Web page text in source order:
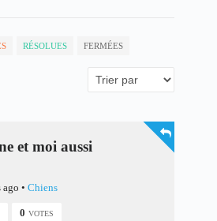
RÉSOLUES FERMÉES
et moi aussi
ago • Chiens
0 VOTES